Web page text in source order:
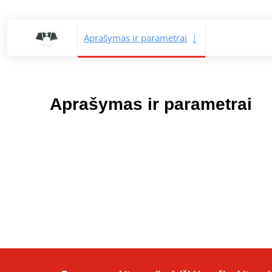
Aprašymas ir parametrai
Aprašymas ir parametrai